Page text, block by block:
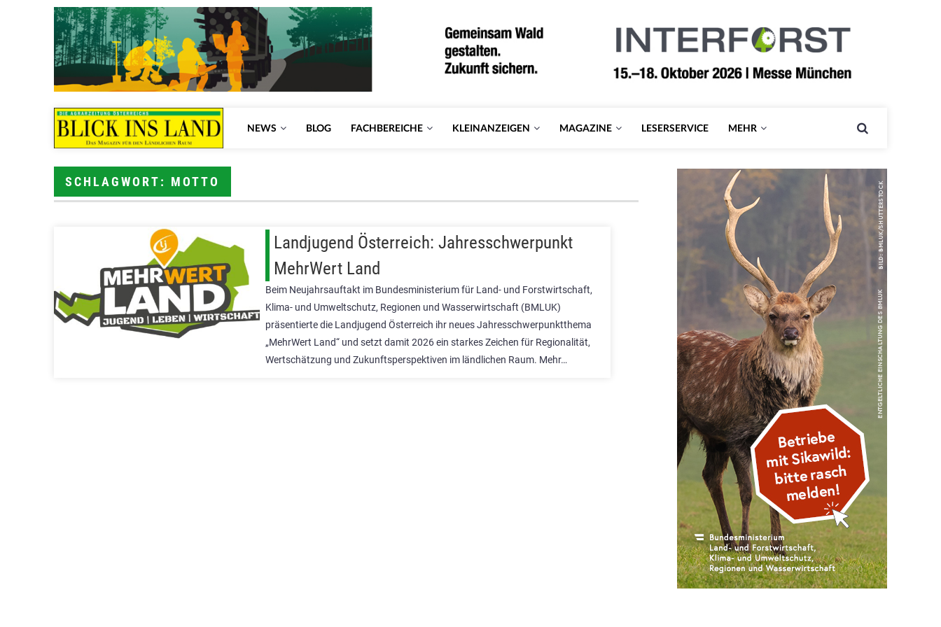
NEWS BLOG FACHBEREICHE KLEINANZEIGEN MAGAZINE LESERSERVICE MEHR
SCHLAGWORT: MOTTO
Landjugend Österreich: Jahresschwerpunkt
MehrWert Land
Beim Neujahrsauftakt im Bundesministerium für Land- und Forstwirtschaft,
Klima- und Umweltschutz, Regionen und Wasserwirtschaft (BMLUK)
präsentierte die Landjugend Österreich ihr neues Jahresschwerpunktthema
„MehrWert Land“ und setzt damit 2026 ein starkes Zeichen für Regionalität,
Wertschätzung und Zukunftsperspektiven im ländlichen Raum. Mehr…